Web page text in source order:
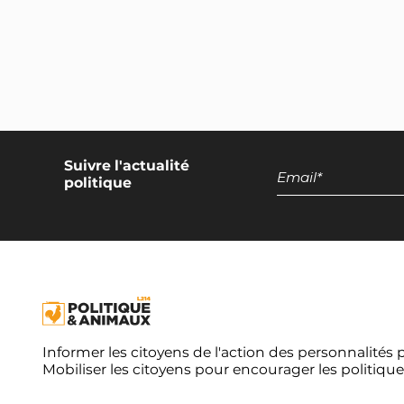
Campagne européenne
Réduction de moitié du nombre
d'animaux terrestres tués dans
Réduction de moitié du nombre
Moratoire européen sur les
Moratoire européen sur les
Suivre l'actualité
politique
Informer les citoyens de l'action des personnalités
Mobiliser les citoyens pour encourager les